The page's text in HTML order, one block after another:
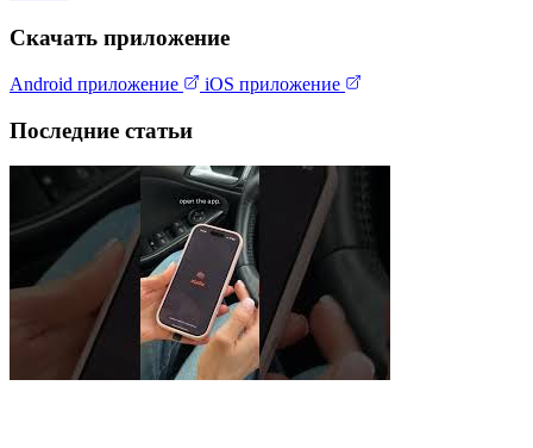
Скачать приложение
Android приложение iOS приложение
Последние статьи